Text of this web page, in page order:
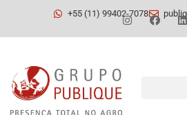
+55 (11) 99402-7078